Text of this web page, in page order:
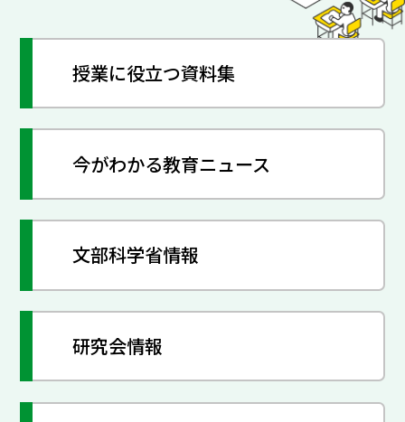
授業に役立つ資料集
今がわかる教育ニュース
文部科学省情報
研究会情報